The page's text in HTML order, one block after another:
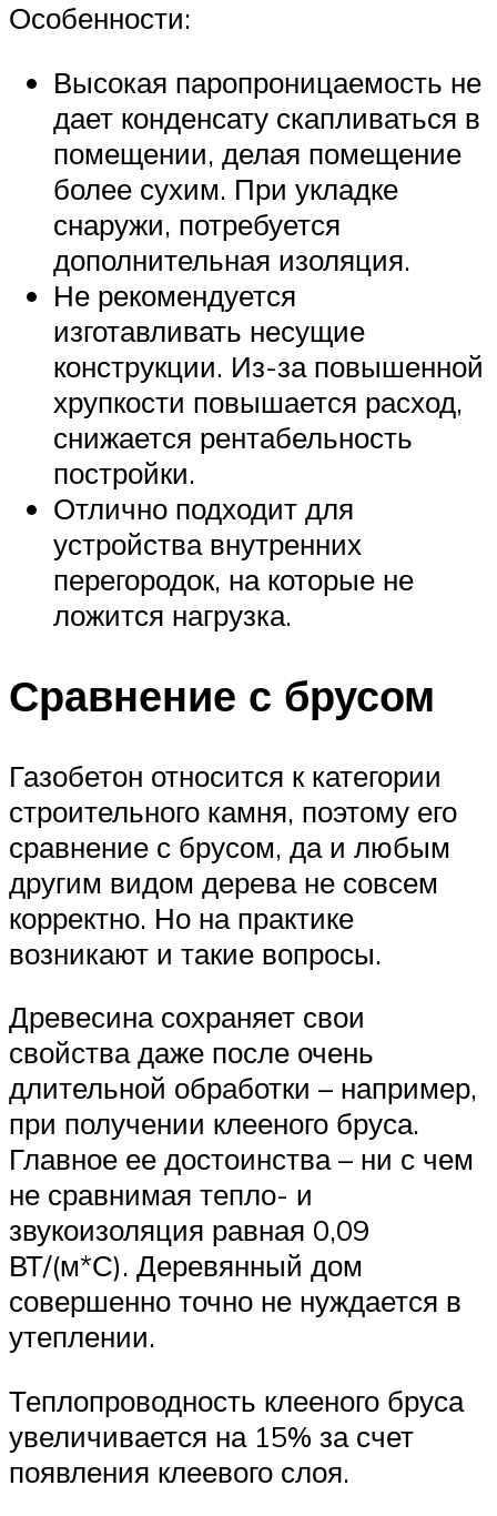
Особенности:
Высокая паропроницаемость не
дает конденсату скапливаться в
помещении, делая помещение
более сухим. При укладке
снаружи, потребуется
дополнительная изоляция.
Не рекомендуется
изготавливать несущие
конструкции. Из-за повышенной
хрупкости повышается расход,
снижается рентабельность
постройки.
Отлично подходит для
устройства внутренних
перегородок, на которые не
ложится нагрузка.
Сравнение с брусом
Газобетон относится к категории
строительного камня, поэтому его
сравнение с брусом, да и любым
другим видом дерева не совсем
корректно. Но на практике
возникают и такие вопросы.
Древесина сохраняет свои
свойства даже после очень
длительной обработки – например,
при получении клееного бруса.
Главное ее достоинства – ни с чем
не сравнимая тепло- и
звукоизоляция равная 0,09
ВТ/(м*С). Деревянный дом
совершенно точно не нуждается в
утеплении.
Теплопроводность клееного бруса
увеличивается на 15% за счет
появления клеевого слоя.